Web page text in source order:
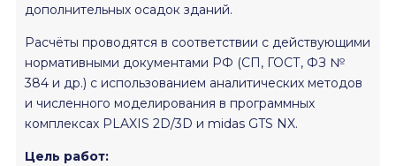
дополнительных осадок зданий.
Расчёты проводятся в соответствии с действующими
нормативными документами РФ (СП, ГОСТ, ФЗ №
384 и др.) с использованием аналитических методов
и численного моделирования в программных
комплексах PLAXIS 2D/3D и midas GTS NX.
Цель работ: